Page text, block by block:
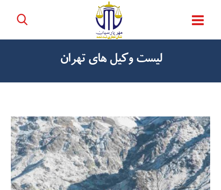
ليست وكيل هاي تهران